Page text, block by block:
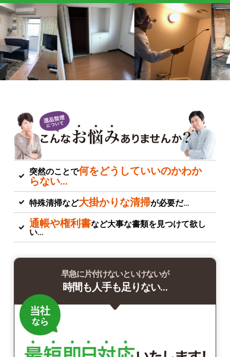
突然のことで何をどうしていいのかわか
らない…
特殊清掃など大掛かりな清掃が必要だ…
通帳や権利書など大事な書類を見つけて欲し
い…
早急に片付けないといけないが
時間も人手も足りない…